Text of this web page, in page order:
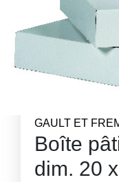
GAULT ET
Boîte
dim. 20